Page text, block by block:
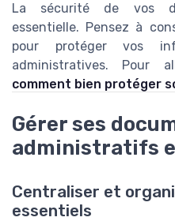
La sécurité de vos
essentielle. Pensez à
pour protéger vos
administratives. Pour
comment bien protéger
Gérer ses
administratifs
Centraliser et
essentiels